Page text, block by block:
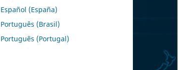
Español (España)
Português (Brasil)
Português (Portugal)